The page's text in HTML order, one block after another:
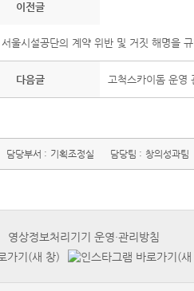
이전글
울시설공단의 계약 위반 및 거짓 해명을
다음글 고척스카이돔 운영
담당부서 : 기획조정실 담당팀 : 창의성과팀
영상정보처리기기 운영·관리방침